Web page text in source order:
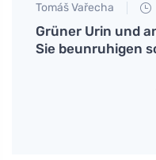
Tomáš Vařecha
Grüner Urin und
Sie beunruhigen